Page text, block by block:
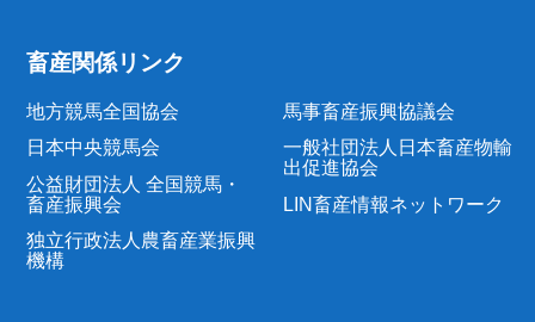
畜産関係リンク
地方競馬全国協会
日本中央競馬会
公益財団法人 全国競馬・
畜産振興会
独立行政法人農畜産業振興
機構
馬事畜産振興協議会
一般社団法人日本畜産物輸
出促進協会
LIN畜産情報ネットワーク